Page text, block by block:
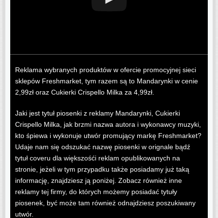
Reklama wybranych produktów w ofercie promocyjnej sieci
sklepów Freshmarket, tym razem są to Mandarynki w cenie
2,99zł oraz Cukierki Crispello Milka za 4,99zł.
Jaki jest tytuł piosenki z reklamy Mandarynki, Cukierki
Crispello Milka, jak brzmi nazwa autora i wykonawcy muzyki,
kto śpiewa i wykonuje utwór promujący markę Freshmarket?
Udaje nam się odszukać nazwę piosenki w orignale bądź
tytuł coveru dla większośći reklam opublikowanych na
stronie, jeżeli w tym przypadku także posiadamy już taką
informację, znajdziesz ją poniżej. Zobacz również inne
reklamy tej firmy, do których możemy posiadać tytuły
piosenek, być może tam również odnajdziesz poszukiwany
utwór.